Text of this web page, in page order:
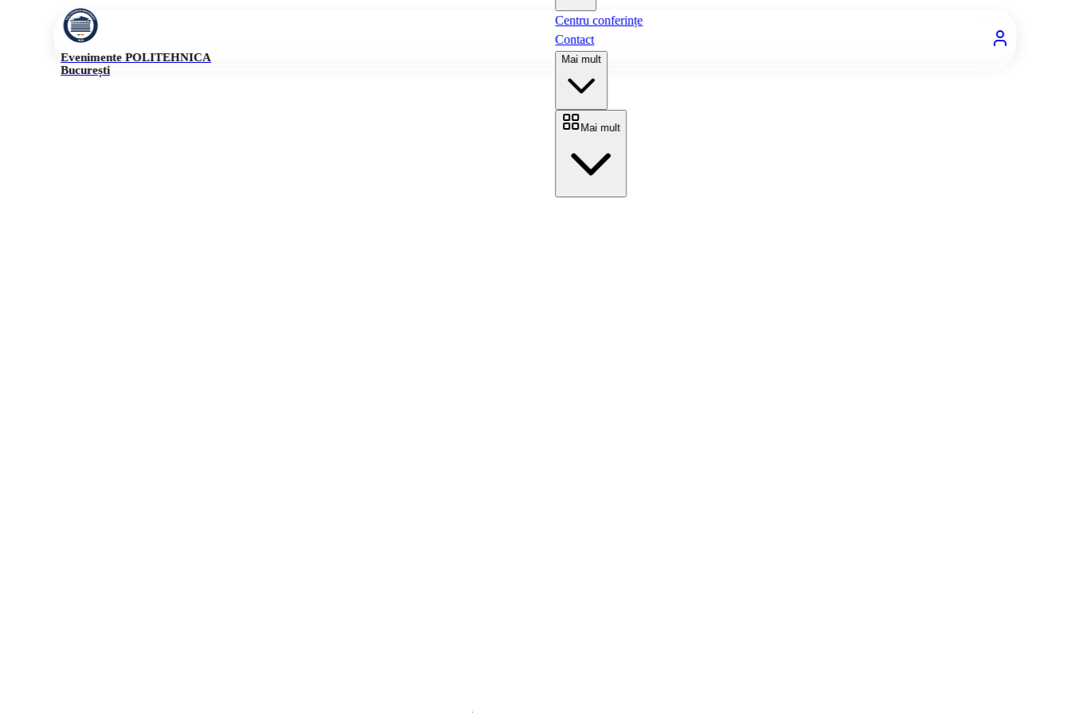
Evenimente POLITEHNICA
București
Centru conferințe
Contact
Mai mult
Mai mult